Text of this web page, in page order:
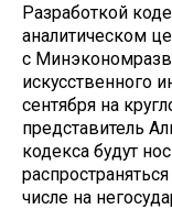
Разработкой
аналитическом
с
искусственного
сентября на
представитель
кодекса будут
числе на